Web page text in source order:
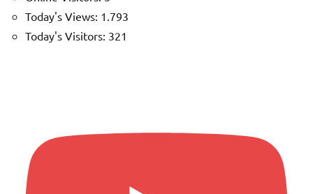
Today's Views: 1.793
Today's Visitors: 321